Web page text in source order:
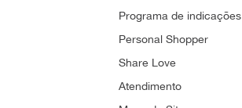
Programa de indicações
Personal Shopper
Share Love
Atendimento